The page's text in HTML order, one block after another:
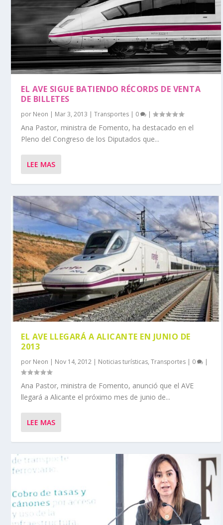
EL AVE SIGUE BATIENDO RÉCORDS DE VENTA
DE BILLETES
por Neon | Mar 3, 2013 |Transportes | 0 |
Ana Pastor, ministra de Fomento, ha destacado en el
Pleno del Congreso de los Diputados que...
LEE MAS
EL AVE LLEGARÁ A ALICANTE EN JUNIO DE
2013
por Neon | Nov 14, 2012 | Noticias turísticas,Transportes | 0 |
Ana Pastor, ministra de Fomento, anunció que el AVE
llegará a Alicante el próximo mes de junio de...
LEE MAS